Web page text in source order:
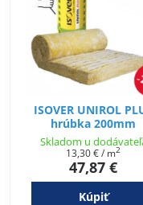
ISOVER UNIROL
hrúbka 200mm
Skladom u
47,87 €
13,30 €/ m2
Kúpiť